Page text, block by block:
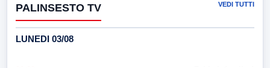
PALINSESTO TV VEDI TUTTI
LUNEDI 03/08